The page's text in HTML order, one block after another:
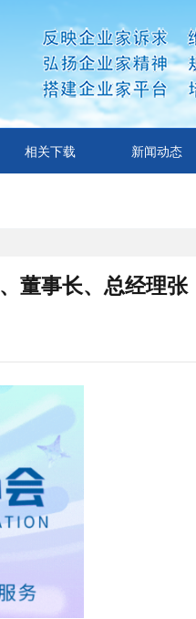
相关下载 新闻动态
董事长、总经理张